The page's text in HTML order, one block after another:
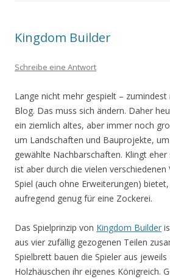
Kingdom Builder
Schreibe eine Antwort
Lange nicht mehr gespielt –
Blog. Das muss sich ändern. Daher
ein ziemlich altes, aber immer noch
um Landschaften und Bauprojekte,
gewählte Nachbarschaften. Klingt
ist aber durch die vielen verschiedenen
Spiel (auch ohne Erweiterungen)
aufregend genug für eine Zockerei.
Das Spielprinzip von Kingdom Builder
aus vier zufällig gezogenen Teilen
Spielbrett bauen die Spieler aus jeweils
Holzhäuschen ihr eigenes Königreich.